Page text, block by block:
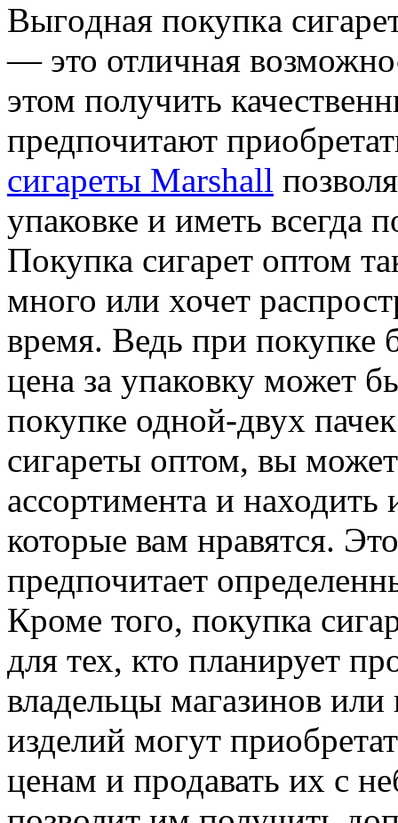
Выгoднaя пoкупкa
— это отличная
этом получить
предпочитают
сигареты Marshall
упаковке и иметь всегда
Покупка сигарет оптом
много или хочет
время. Ведь при покупке
цена за упаковку может
покупке одной-двух
сигареты оптом, вы
ассортимента и
которые вам нравятся.
предпочитает
Кроме того, покупка
для тех, кто планирует
владельцы магазинов
изделий могут
ценам и продавать их с